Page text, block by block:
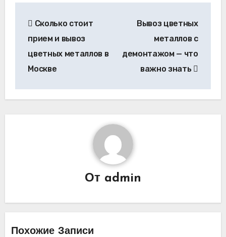
по
записям
Сколько стоит
прием и вывоз
цветных металлов в
Москве
Вывоз цветных
металлов с
демонтажом — что
важно знать
От admin
Похожие Записи